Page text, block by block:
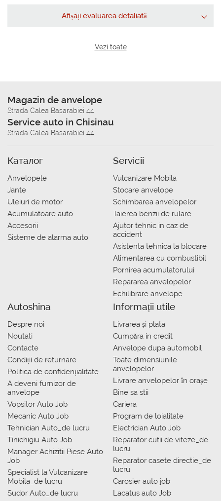
Afișați evaluarea detaliată
Vezi toate
Magazin de anvelope
Strada Calea Basarabiei 44
Service auto in Chisinau
Strada Calea Basarabiei 44
Каталог
Anvelopele
Jante
Uleiuri de motor
Acumulatoare auto
Accesorii
Sisteme de alarma auto
Servicii
Vulcanizare Mobila
Stocare anvelope
Schimbarea anvelopelor
Taierea benzii de rulare
Ajutor tehnic in caz de
accident
Asistenta tehnica la blocare
Alimentarea cu combustibil
Pornirea acumulatorului
Repararea anvelopelor
Echilibrare anvelope
Autoshina
Despre noi
Noutati
Contacte
Condiții de returnare
Politica de confidențialitate
A deveni furnizor de
anvelope
Vopsitor Auto Job
Mecanic Auto Job
Tehnician Auto_de lucru
Tinichigiu Auto Job
Manager Achizitii Piese Auto
Job
Specialist la Vulcanizare
Mobila_de lucru
Sudor Auto_de lucru
Informații utile
Livrarea şi plata
Сumpăra in credit
Anvelope dupa automobil
Toate dimensiunile
anvelopelor
Livrare anvelopelor în orașe
Bine sa stii
Cariera
Program de loialitate
Electrician Auto Job
Reparator cutii de viteze_de
lucru
Reparator casete directie_de
lucru
Carosier auto job
Lacatus auto Job